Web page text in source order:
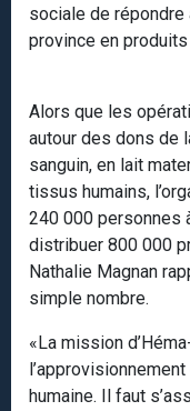
sociale de
province en
Alors que les
autour des dons de
sanguin, en lait
tissus humains,
240 000 personnes
distribuer 800 000
Nathalie Magnan
simple nombre.
«La mission
humaine. Il faut